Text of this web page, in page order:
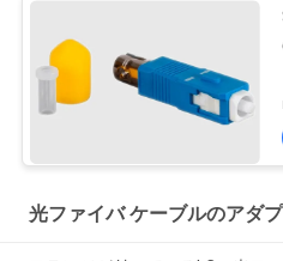
光ファイバ ケーブルのアダ